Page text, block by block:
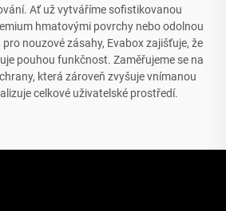
Ať už vytváříme sofistikovanou
hmatovými povrchy nebo odolnou
nouzové zásahy, Evabox zajišťuje, že
pouhou funkčnost. Zaměřujeme se na
která zároveň zvyšuje vnímanou
celkové uživatelské prostředí.